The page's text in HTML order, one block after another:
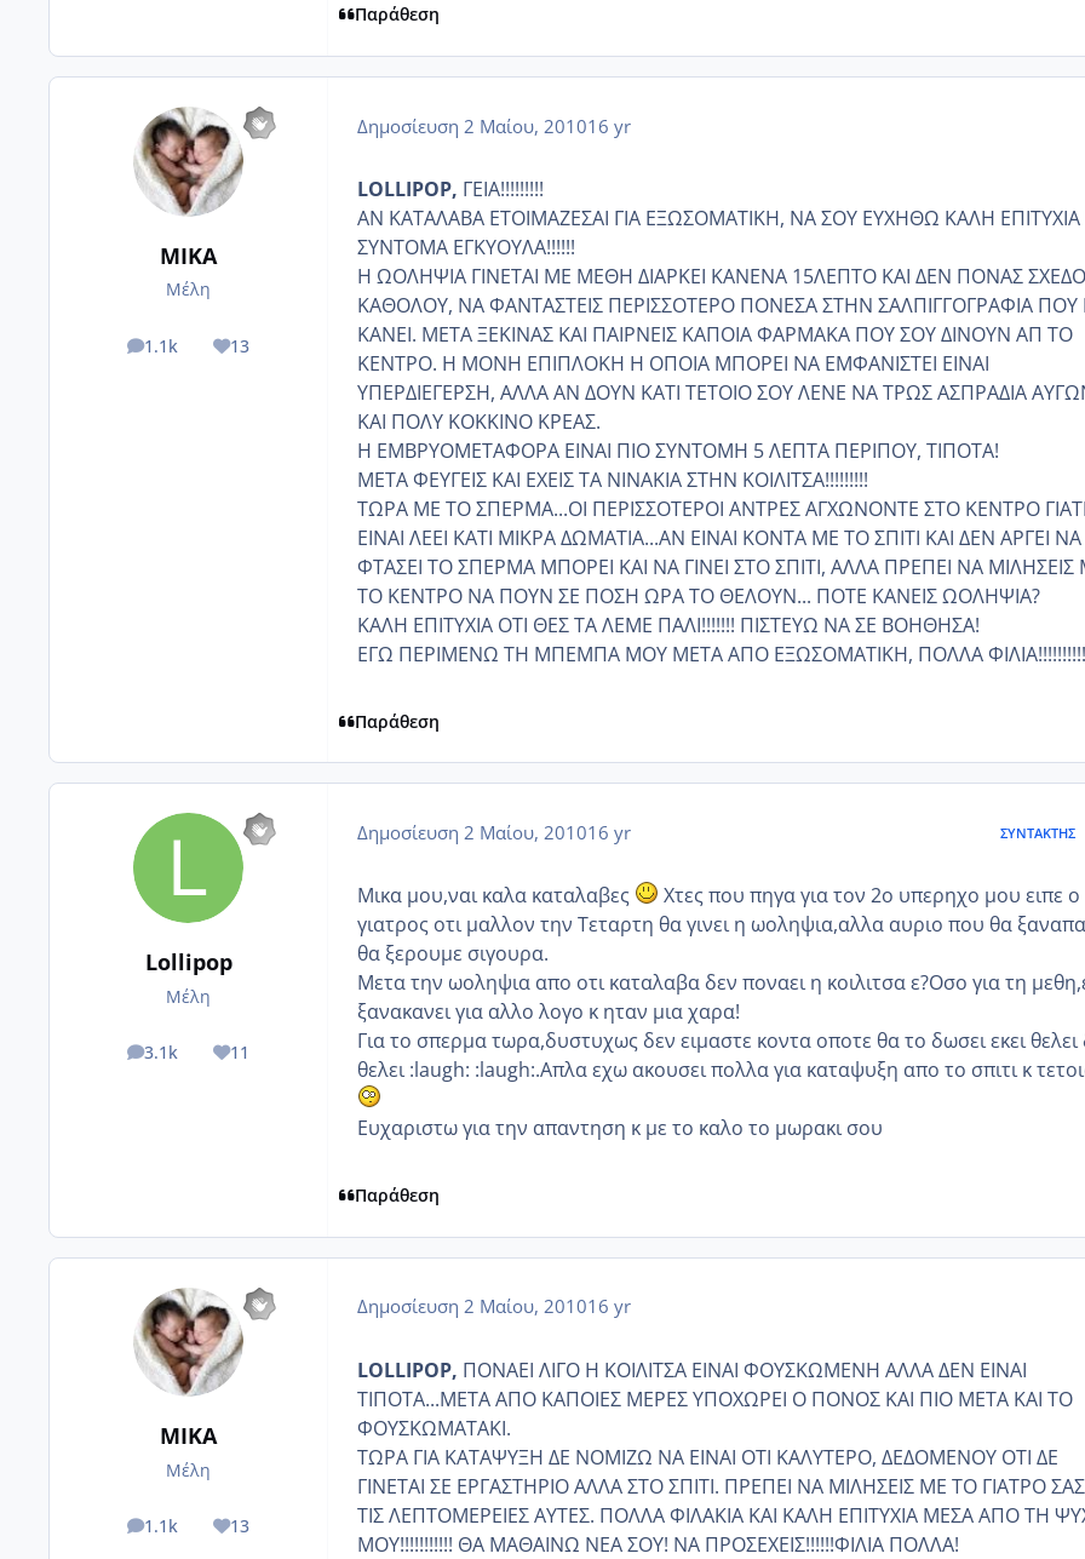
Παράθεση
ΜΙΚΑ
Μέλη
1.1k
posts 13
Reputation
Δημοσίευση 2 Μαίου, 201016 yr
LOLLIPOP, ΓΕΙΑ!!!!!!!!!
ΑΝ ΚΑΤΑΛΑΒΑ ΕΤΟΙΜΑΖΕΣΑΙ ΓΙΑ ΕΞΩΣΟΜΑΤΙΚΗ, ΝΑ ΣΟΥ ΕΥΧΗΘΩ ΚΑΛΗ ΕΠΙΤΥΧΙΑ
ΣΥΝΤΟΜΑ ΕΓΚΥΟΥΛΑ!!!!!!
Η ΩΟΛΗΨΙΑ ΓΙΝΕΤΑΙ ΜΕ ΜΕΘΗ ΔΙΑΡΚΕΙ ΚΑΝΕΝΑ 15ΛΕΠΤΟ ΚΑΙ ΔΕΝ ΠΟΝΑΣ
ΚΑΘΟΛΟΥ, ΝΑ ΦΑΝΤΑΣΤΕΙΣ ΠΕΡΙΣΣΟΤΕΡΟ ΠΟΝΕΣΑ ΣΤΗΝ ΣΑΛΠΙΓΓΟΓΡΑΦΙΑ ΠΟΥ
ΚΑΝΕΙ. ΜΕΤΑ ΞΕΚΙΝΑΣ ΚΑΙ ΠΑΙΡΝΕΙΣ ΚΑΠΟΙΑ ΦΑΡΜΑΚΑ ΠΟΥ ΣΟΥ ΔΙΝΟΥΝ ΑΠ ΤΟ
ΚΕΝΤΡΟ. Η ΜΟΝΗ ΕΠΙΠΛΟΚΗ Η ΟΠΟΙΑ ΜΠΟΡΕΙ ΝΑ ΕΜΦΑΝΙΣΤΕΙ ΕΙΝΑΙ
ΥΠΕΡΔΙΕΓΕΡΣΗ, ΑΛΛΑ ΑΝ ΔΟΥΝ ΚΑΤΙ ΤΕΤΟΙΟ ΣΟΥ ΛΕΝΕ ΝΑ ΤΡΩΣ ΑΣΠΡΑΔΙΑ
ΚΑΙ ΠΟΛΥ ΚΟΚΚΙΝΟ ΚΡΕΑΣ.
Η ΕΜΒΡΥΟΜΕΤΑΦΟΡΑ ΕΙΝΑΙ ΠΙΟ ΣΥΝΤΟΜΗ 5 ΛΕΠΤΑ ΠΕΡΙΠΟΥ, ΤΙΠΟΤΑ!
ΜΕΤΑ ΦΕΥΓΕΙΣ ΚΑΙ ΕΧΕΙΣ ΤΑ ΝΙΝΑΚΙΑ ΣΤΗΝ ΚΟΙΛΙΤΣΑ!!!!!!!!!
ΤΩΡΑ ΜΕ ΤΟ ΣΠΕΡΜΑ...ΟΙ ΠΕΡΙΣΣΟΤΕΡΟΙ ΑΝΤΡΕΣ ΑΓΧΩΝΟΝΤΕ ΣΤΟ ΚΕΝΤΡΟ ΓΙΑΤΙ
ΕΙΝΑΙ ΛΕΕΙ ΚΑΤΙ ΜΙΚΡΑ ΔΩΜΑΤΙΑ...ΑΝ ΕΙΝΑΙ ΚΟΝΤΑ ΜΕ ΤΟ ΣΠΙΤΙ ΚΑΙ ΔΕΝ ΑΡΓΕΙ ΝΑ
ΦΤΑΣΕΙ ΤΟ ΣΠΕΡΜΑ ΜΠΟΡΕΙ ΚΑΙ ΝΑ ΓΙΝΕΙ ΣΤΟ ΣΠΙΤΙ, ΑΛΛΑ ΠΡΕΠΕΙ ΝΑ ΜΙΛΗΣΕΙΣ
ΤΟ ΚΕΝΤΡΟ ΝΑ ΠΟΥΝ ΣΕ ΠΟΣΗ ΩΡΑ ΤΟ ΘΕΛΟΥΝ... ΠΟΤΕ ΚΑΝΕΙΣ ΩΟΛΗΨΙΑ?
ΚΑΛΗ ΕΠΙΤΥΧΙΑ ΟΤΙ ΘΕΣ ΤΑ ΛΕΜΕ ΠΑΛΙ!!!!!!! ΠΙΣΤΕΥΩ ΝΑ ΣΕ ΒΟΗΘΗΣΑ!
ΕΓΩ ΠΕΡΙΜΕΝΩ ΤΗ ΜΠΕΜΠΑ ΜΟΥ ΜΕΤΑ ΑΠΟ ΕΞΩΣΟΜΑΤΙΚΗ, ΠΟΛΛΑ
Παράθεση
Lollipop
Μέλη
3.1k
posts 11
Reputation
Δημοσίευση 2 Μαίου, 201016 yr ΣΥΝΤΆΚΤΗΣ
Μικα μου,ναι καλα καταλαβες
Χτες που πηγα για τον 2ο υπερηχο μου ειπε ο
γιατρος οτι μαλλον την Τεταρτη θα γινει η ωοληψια,αλλα αυριο που θα
θα ξερουμε σιγουρα.
Μετα την ωοληψια απο οτι καταλαβα δεν ποναει η κοιλιτσα ε?Οσο για τη
ξανακανει για αλλο λογο κ ηταν μια χαρα!
Για το σπερμα τωρα,δυστυχως δεν ειμαστε κοντα οποτε θα το δωσει εκει θελει
θελει :laugh: :laugh:.Απλα εχω ακουσει πολλα για καταψυξη απο το σπιτι κ
Ευχαριστω για την απαντηση κ με το καλο το μωρακι σου
Παράθεση
ΜΙΚΑ
Μέλη
1.1k
posts 13
Reputation
Δημοσίευση 2 Μαίου, 201016 yr
LOLLIPOP, ΠΟΝΑΕΙ ΛΙΓΟ Η ΚΟΙΛΙΤΣΑ ΕΙΝΑΙ ΦΟΥΣΚΩΜΕΝΗ ΑΛΛΑ ΔΕΝ ΕΙΝΑΙ
ΤΙΠΟΤΑ...ΜΕΤΑ ΑΠΟ ΚΑΠΟΙΕΣ ΜΕΡΕΣ ΥΠΟΧΩΡΕΙ Ο ΠΟΝΟΣ ΚΑΙ ΠΙΟ ΜΕΤΑ ΚΑΙ ΤΟ
ΦΟΥΣΚΩΜΑΤΑΚΙ.
ΤΩΡΑ ΓΙΑ ΚΑΤΑΨΥΞΗ ΔΕ ΝΟΜΙΖΩ ΝΑ ΕΙΝΑΙ ΟΤΙ ΚΑΛΥΤΕΡΟ, ΔΕΔΟΜΕΝΟΥ ΟΤΙ ΔΕ
ΓΙΝΕΤΑΙ ΣΕ ΕΡΓΑΣΤΗΡΙΟ ΑΛΛΑ ΣΤΟ ΣΠΙΤΙ. ΠΡΕΠΕΙ ΝΑ ΜΙΛΗΣΕΙΣ ΜΕ ΤΟ ΓΙΑΤΡΟ ΣΑΣ
ΤΙΣ ΛΕΠΤΟΜΕΡΕΙΕΣ ΑΥΤΕΣ. ΠΟΛΛΑ ΦΙΛΑΚΙΑ ΚΑΙ ΚΑΛΗ ΕΠΙΤΥΧΙΑ ΜΕΣΑ ΑΠΟ ΤΗ
ΜΟΥ!!!!!!!!!!! ΘΑ ΜΑΘΑΙΝΩ ΝΕΑ ΣΟΥ! ΝΑ ΠΡΟΣΕΧΕΙΣ!!!!!!ΦΙΛΙΑ ΠΟΛΛΑ!